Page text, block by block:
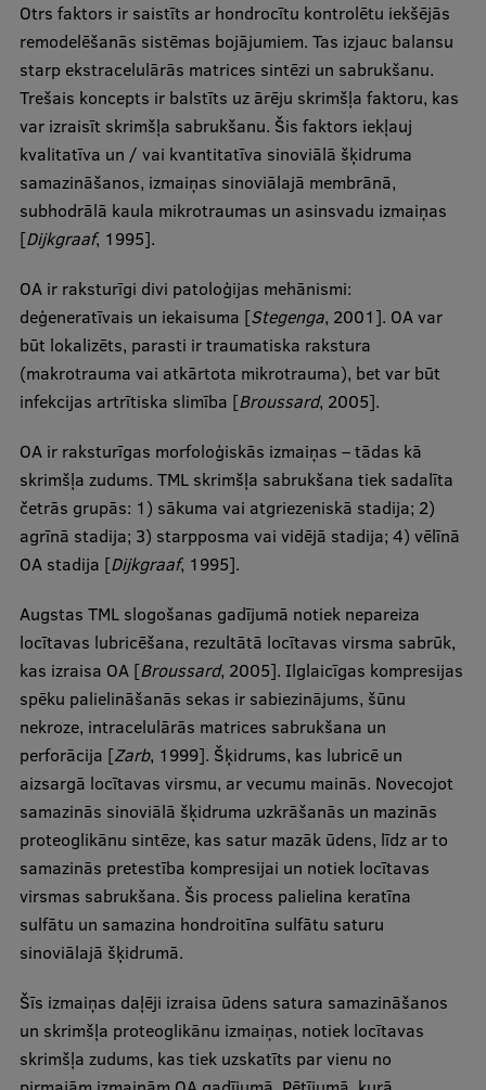
Otrs faktors ir saistīts ar hondrocītu kontrolētu iekšējās
remodelēšanās sistēmas bojājumiem. Tas izjauc balansu
starp ekstracelulārās matrices sintēzi un sabrukšanu.
Trešais koncepts ir balstīts uz ārēju skrimšļa faktoru, kas
var izraisīt skrimšļa sabrukšanu. Šis faktors iekļauj
kvalitatīva un / vai kvantitatīva sinoviālā šķidruma
samazināšanos, izmaiņas sinoviālajā membrānā,
subhodrālā kaula mikrotraumas un asinsvadu izmaiņas
[Dijkgraaf, 1995].
OA ir raksturīgi divi patoloģijas mehānismi:
deģeneratīvais un iekaisuma [Stegenga, 2001]. OA var
būt lokalizēts, parasti ir traumatiska rakstura
(makrotrauma vai atkārtota mikrotrauma), bet var būt
infekcijas artrītiska slimība [Broussard, 2005].
OA ir raksturīgas morfoloģiskās izmaiņas – tādas kā
skrimšļa zudums. TML skrimšļa sabrukšana tiek sadalīta
četrās grupās: 1) sākuma vai atgriezeniskā stadija; 2)
agrīnā stadija; 3) starpposma vai vidējā stadija; 4) vēlīnā
OA stadija [Dijkgraaf, 1995].
Augstas TML slogošanas gadījumā notiek nepareiza
locītavas lubricēšana, rezultātā locītavas virsma sabrūk,
kas izraisa OA [Broussard, 2005]. Ilglaicīgas kompresijas
spēku palielināšanās sekas ir sabiezinājums, šūnu
nekroze, intracelulārās matrices sabrukšana un
perforācija [Zarb, 1999]. Šķidrums, kas lubricē un
aizsargā locītavas virsmu, ar vecumu mainās. Novecojot
samazinās sinoviālā šķidruma uzkrāšanās un mazinās
proteoglikānu sintēze, kas satur mazāk ūdens, līdz ar to
samazinās pretestība kompresijai un notiek locītavas
virsmas sabrukšana. Šis process palielina keratīna
sulfātu un samazina hondroitīna sulfātu saturu
sinoviālajā šķidrumā.
Šīs izmaiņas daļēji izraisa ūdens satura samazināšanos
un skrimšļa proteoglikānu izmaiņas, notiek locītavas
skrimšļa zudums, kas tiek uzskatīts par vienu no